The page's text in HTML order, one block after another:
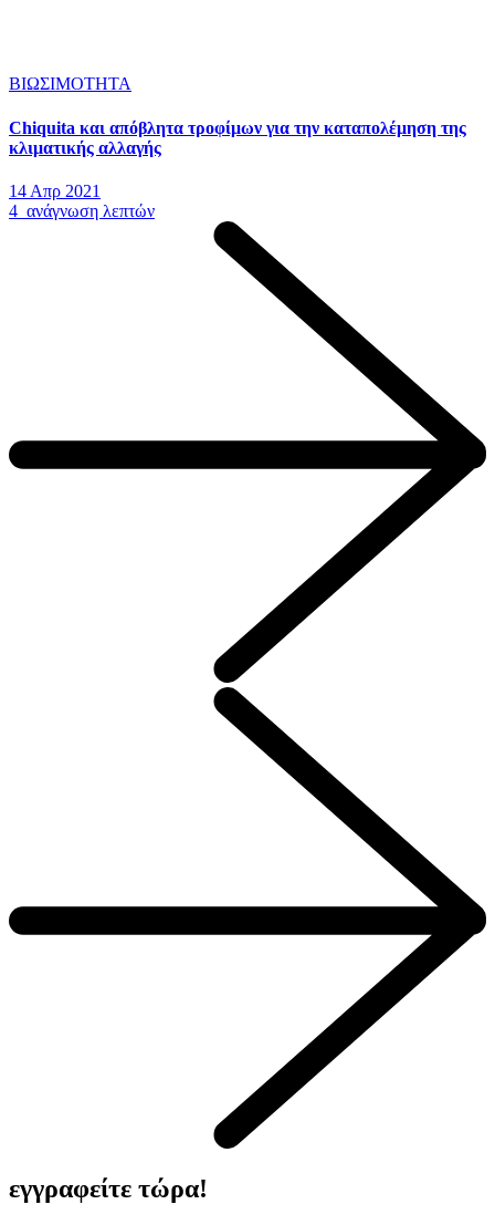
ΒΙΩΣΙΜΟΤΗΤΑ
Chiquita και απόβλητα τροφίμων για την καταπολέμηση της
κλιματικής αλλαγής
14 Απρ 2021
4 ανάγνωση λεπτών
εγγραφείτε τώρα!